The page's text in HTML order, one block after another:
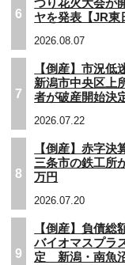
6
つり花火大会が
ヤを発表【JR東
2026.08.07
7
【倒産】市況
新潟市中央区上
者が破産開始決
2026.07.22
8
【倒産】赤字
三条市の鉄工所
万円
2026.07.20
9
【倒産】負債
バイオマスプラ
定 新潟・南魚